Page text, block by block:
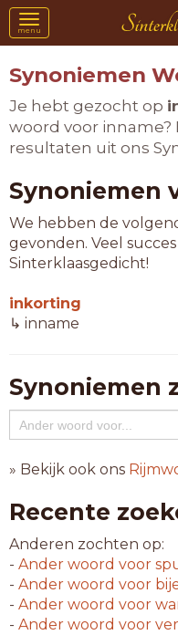
Toggle
navigation
menu
Synoniemen
Je hebt gezocht op
woord voor
resultaten uit ons
Synoniemen
We hebben de
gevonden. Veel
Sinterklaasgedicht!
inkorting
↳ inname
Synoniemen
» Bekijk ook ons
Recente
Anderen zochten op:
- Ander woord voor
- Ander woord voor
- Ander woord voor
- Ander woord voor